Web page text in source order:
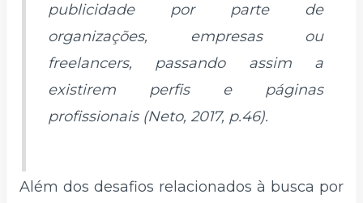
publicidade por parte de
organizações, empresas ou
freelancers, passando assim a
existirem perfis e páginas
profissionais (Neto, 2017, p.46).
Além dos desafios relacionados à busca por